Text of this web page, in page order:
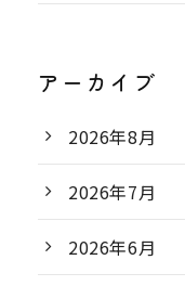
アーカイブ
2026年8月
2026年7月
2026年6月